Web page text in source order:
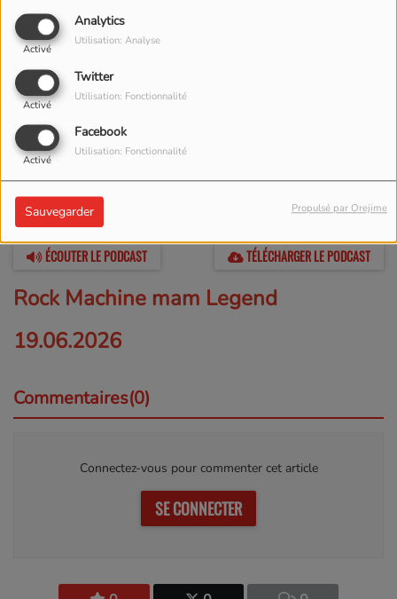
Analytics
Activé
Utilisation: Analyse
Twitter
Activé
Utilisation: Fonctionnalité
Facebook
Activé
Utilisation: Fonctionnalité
Sauvegarder Propulsé par Orejime
20 JUIN 2026 -
ÉCOUTER LE PODCAST TÉLÉCHARGER LE PODCAST
Rock Machine mam Legend
19.06.2026
Commentaires(0)
Connectez-vous pour commenter cet article
SE CONNECTER